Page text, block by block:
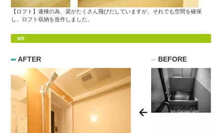
【ロフト】連棟の為、梁がたくさん飛びだしていますが、それでも空間を確保
し、ロフト収納を造作しました。
BEFORE
AFTER